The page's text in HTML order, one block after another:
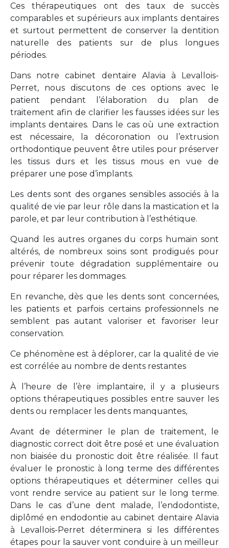
Ces thérapeutiques ont des taux de succès
comparables et supérieurs aux implants dentaires
et surtout permettent de conserver la dentition
naturelle des patients sur de plus longues
périodes.
Dans notre cabinet dentaire Alavia à Levallois-
Perret, nous discutons de ces options avec le
patient pendant l’élaboration du plan de
traitement afin de clarifier les fausses idées sur les
implants dentaires. Dans le cas où une extraction
est nécessaire, la décoronation ou l’extrusion
orthodontique peuvent être utiles pour préserver
les tissus durs et les tissus mous en vue de
préparer une pose d’implants.
Les dents sont des organes sensibles associés à la
qualité de vie par leur rôle dans la mastication et la
parole, et par leur contribution à l’esthétique.
Quand les autres organes du corps humain sont
altérés, de nombreux soins sont prodigués pour
prévenir toute dégradation supplémentaire ou
pour réparer les dommages.
En revanche, dès que les dents sont concernées,
les patients et parfois certains professionnels ne
semblent pas autant valoriser et favoriser leur
conservation.
Ce phénomène est à déplorer, car la qualité de vie
est corrélée au nombre de dents restantes
À l’heure de l’ère implantaire, il y a plusieurs
options thérapeutiques possibles entre sauver les
dents ou remplacer les dents manquantes,
Avant de déterminer le plan de traitement, le
diagnostic correct doit être posé et une évaluation
non biaisée du pronostic doit être réalisée. Il faut
évaluer le pronostic à long terme des différentes
options thérapeutiques et déterminer celles qui
vont rendre service au patient sur le long terme.
Dans le cas d’une dent malade, l’endodontiste,
diplômé en endodontie au cabinet dentaire Alavia
à Levallois-Perret déterminera si les différentes
étapes pour la sauver vont conduire à un meilleur